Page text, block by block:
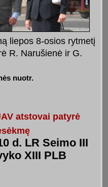
liepos 8-osios rytmetį
R. Narušienė ir G.
nuotr.
atstovai patyrė
d. LR Seimo III
XIII PLB